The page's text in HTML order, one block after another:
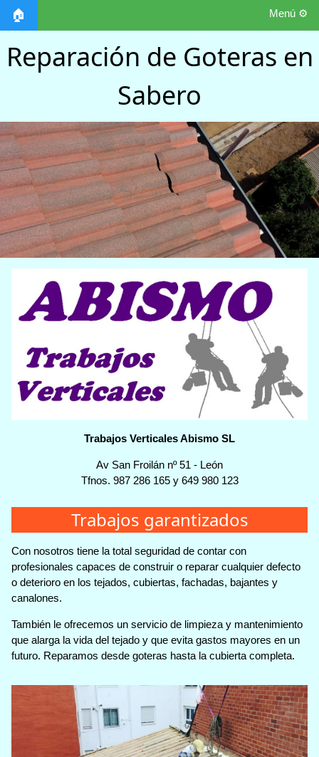
🏠 Menú ⚙️
Reparación de Goteras en
Sabero
Trabajos Verticales Abismo SL
Av San Froilán nº 51 - León
Tfnos. 987 286 165y 649 980 123
Trabajos garantizados
Con nosotros tiene la total seguridad de contar con
profesionales capaces de construir o reparar cualquier defecto
o deterioro en los tejados, cubiertas, fachadas, bajantes y
canalones.
También le ofrecemos un servicio de limpieza y mantenimiento
que alarga la vida del tejado y que evita gastos mayores en un
futuro. Reparamos desde goteras hasta la cubierta completa.